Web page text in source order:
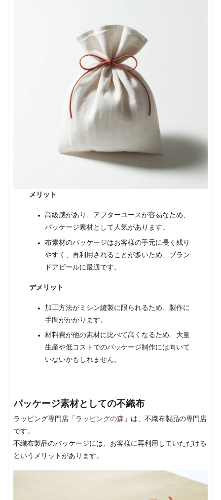
メリット
高級感があり、アフターユースが容易なため、
パッケージ素材として人気があります。
布素材のパッケージはお客様の手元に長く残り
やすく、再利用されることが多いため、ブラン
ドアピールに最適です。
デメリット
加工方法がミシン縫製に限られるため、製作に
手間がかかります。
材料費が他の素材に比べて高くなるため、大量
生産や低コストでのパッケージ制作には向いて
いないかもしれません。
パッケージ素材としての不織布
ラッピング専門店「 ラッピングの森 」は、不織布製品の専門店
です。
不織布製品のパッケージには、お客様に再利用していただける
というメリットがあります。